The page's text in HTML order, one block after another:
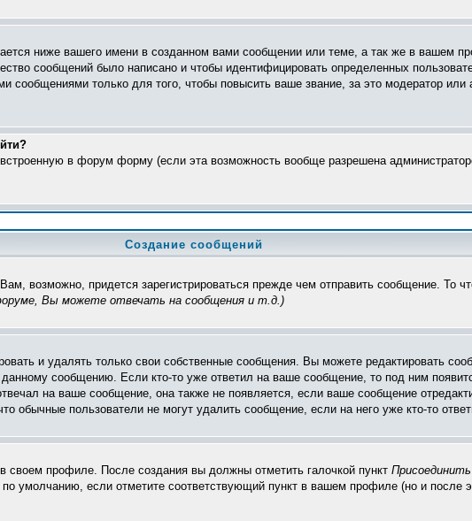
ниже вашего имени в созданном вами сообщении или теме, а так же в вашем
сообщений было написано и чтобы идентифицировать определенных
только для того, чтобы повысить ваше звание, за это модератор или
в форум форму (если эта возможность вообще разрешена
Создание сообщений
возможно, придется зарегистрироваться прежде чем отправить сообщение. То
Вы можете отвечать на сообщения и т.д. )
и удалять только свои собственные сообщения. Вы можете редактировать
сообщению. Если кто-то уже ответил на ваше сообщение, то под ним
на ваше сообщение, она также не появляется, если ваше сообщение
обычные пользователи не могут удалить сообщение, если на него уже кто-то
профиле. После создания вы должны отметить галочкой пункт Присоединить
умолчанию, если отметите соответствующий пункт в вашем профиле (но и после